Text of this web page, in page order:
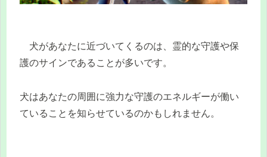
犬があなたに近づいてくるのは、霊的な守護や保
護のサインであることが多いです。
犬はあなたの周囲に強力な守護のエネルギーが働い
ていることを知らせているのかもしれません。